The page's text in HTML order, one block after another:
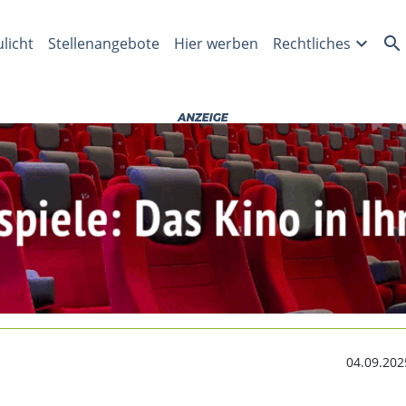
lösen Radmuttern
Stellenangebote Hier werben Rechtliches expand_more search